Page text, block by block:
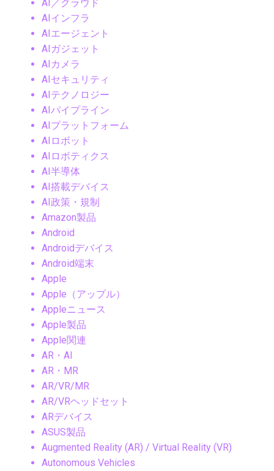
AI／クラウド
AIインフラ
AIエージェント
AIガジェット
AIカメラ
AIセキュリティ
AIテクノロジー
AIパイプライン
AIプラットフォーム
AIロボット
AIロボティクス
AI半導体
AI搭載デバイス
AI政策・規制
Amazon製品
Android
Androidデバイス
Android端末
Apple
Apple（アップル）
Appleニュース
Apple製品
Apple関連
AR・AI
AR・MR
AR/VR/MR
AR/VRヘッドセット
ARデバイス
ASUS製品
Augmented Reality (AR) / Virtual Reality (VR)
Autonomous Vehicles